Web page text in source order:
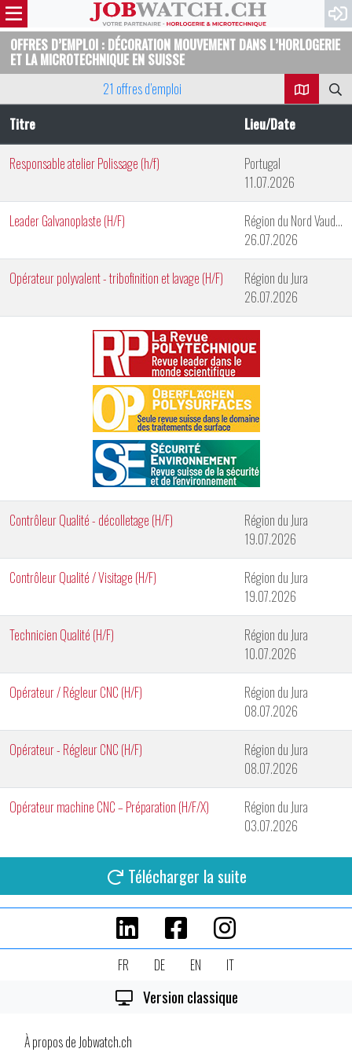
OFFRES D’EMPLOI : DÉCORATION MOUVEMENT DANS L’HORLOGERIE
ET LA MICROTECHNIQUE EN SUISSE
21 offres d’emploi
Titre
Lieu/Date
Responsable atelier Polissage (h/f)
Portugal
11.07.2026
Leader Galvanoplaste (H/F)
Région du Nord Vaudois
26.07.2026
Opérateur polyvalent - tribofinition et lavage (H/F)
Région du Jura
26.07.2026
Contrôleur Qualité - décolletage (H/F)
Région du Jura
19.07.2026
Contrôleur Qualité / Visitage (H/F)
Région du Jura
19.07.2026
Technicien Qualité (H/F)
Région du Jura
10.07.2026
Opérateur / Régleur CNC (H/F)
Région du Jura
08.07.2026
Opérateur - Régleur CNC (H/F)
Région du Jura
08.07.2026
Opérateur machine CNC – Préparation (H/F/X)
Région du Jura
03.07.2026
Télécharger la suite
FR DE EN IT
Version classique
À propos de Jobwatch.ch